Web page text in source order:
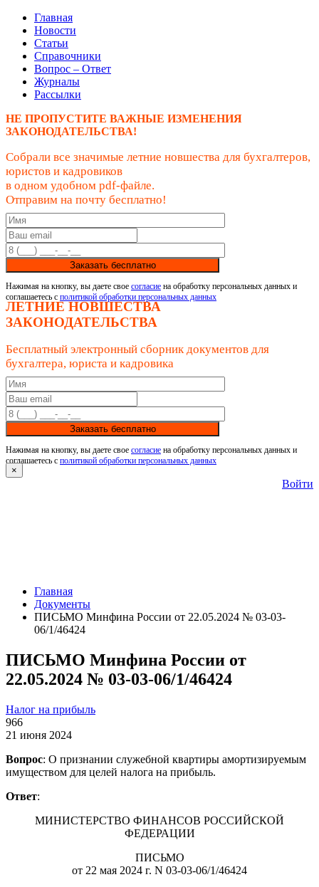
Главная
Новости
Статьи
Справочники
Вопрос – Ответ
Журналы
Рассылки
НЕ ПРОПУСТИТЕ ВАЖНЫЕ ИЗМЕНЕНИЯ
ЗАКОНОДАТЕЛЬСТВА!
Собрали все значимые летние новшества для бухгалтеров,
юристов и кадровиков
в одном удобном pdf-файле.
Отправим на почту бесплатно!
Заказать бесплатно
Нажимая на кнопку, вы даете свое согласие на обработку персональных данных и
соглашаетесь с политикой обработки персональных данных
ЛЕТНИЕ НОВШЕСТВА
ЗАКОНОДАТЕЛЬСТВА
Бесплатный электронный сборник документов для
бухгалтера, юриста и кадровика
Заказать бесплатно
Нажимая на кнопку, вы даете свое согласие на обработку персональных данных и
соглашаетесь с политикой обработки персональных данных
×
Войти
Главная
Документы
ПИСЬМО Минфина России от 22.05.2024 № 03-03-
06/1/46424
ПИСЬМО Минфина России от
22.05.2024 № 03-03-06/1/46424
Налог на прибыль
966
21 июня 2024
Вопрос: О признании служебной квартиры амортизируемым
имуществом для целей налога на прибыль.
Ответ:
МИНИСТЕРСТВО ФИНАНСОВ РОССИЙСКОЙ
ФЕДЕРАЦИИ
ПИСЬМО
от 22 мая 2024 г. N 03-03-06/1/46424